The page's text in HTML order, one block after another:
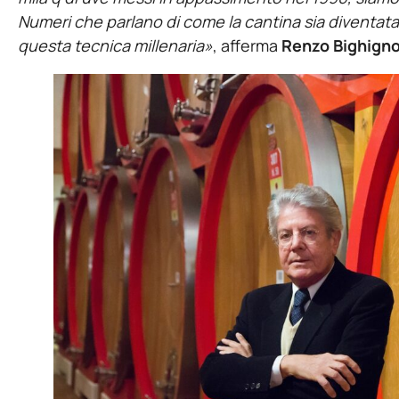
Numeri che parlano di come la cantina sia
questa tecnica millenaria», afferma Renzo